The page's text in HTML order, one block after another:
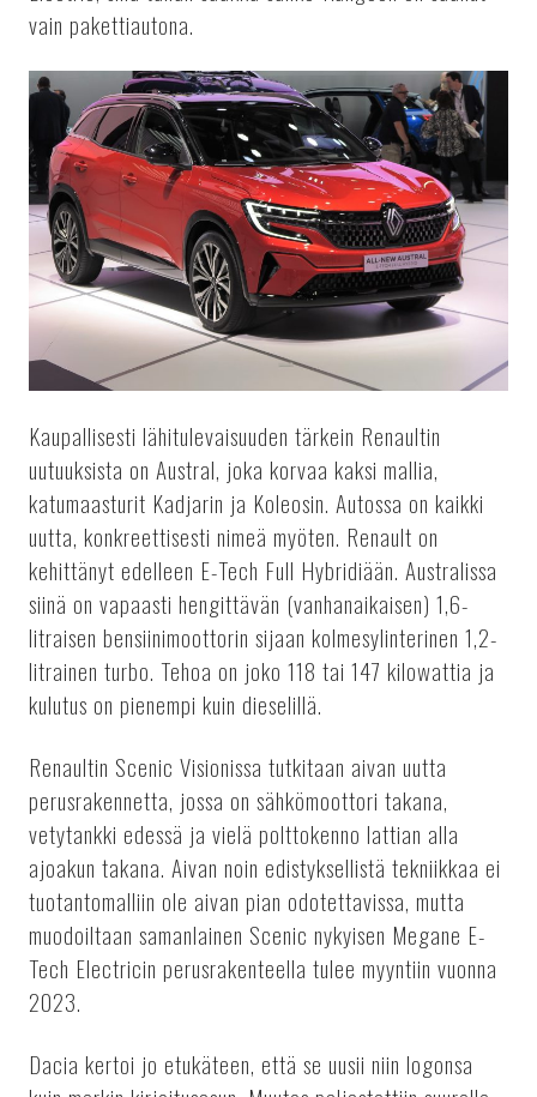
vain pakettiautona.
Kaupallisesti lähitulevaisuuden tärkein Renaultin
uutuuksista on Austral, joka korvaa kaksi mallia,
katumaasturit Kadjarin ja Koleosin. Autossa on kaikki
uutta, konkreettisesti nimeä myöten. Renault on
kehittänyt edelleen E-Tech Full Hybridiään. Australissa
siinä on vapaasti hengittävän (vanhanaikaisen) 1,6-
litraisen bensiinimoottorin sijaan kolmesylinterinen 1,2-
litrainen turbo. Tehoa on joko 118 tai 147 kilowattia ja
kulutus on pienempi kuin dieselillä.
Renaultin Scenic Visionissa tutkitaan aivan uutta
perusrakennetta, jossa on sähkömoottori takana,
vetytankki edessä ja vielä polttokenno lattian alla
ajoakun takana. Aivan noin edistyksellistä tekniikkaa ei
tuotantomalliin ole aivan pian odotettavissa, mutta
muodoiltaan samanlainen Scenic nykyisen Megane E-
Tech Electricin perusrakenteella tulee myyntiin vuonna
2023.
Dacia kertoi jo etukäteen, että se uusii niin logonsa